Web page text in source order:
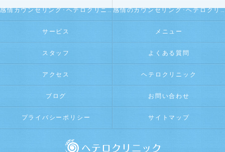
感情カウンセリング･ヘテロクリニックの評判 感情のカウンセリング･ヘテロクリニックのお客様の声
サービス メニュー
スタッフ よくある質問
アクセス ヘテロクリニック
ブログ お問い合わせ
プライバシーポリシー サイトマップ